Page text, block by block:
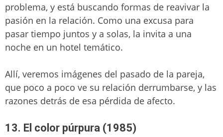
problema, y está buscando formas de reavivar la
pasión en la relación. Como una excusa para
pasar tiempo juntos y a solas, la invita a una
noche en un hotel temático.
Allí, veremos imágenes del pasado de la pareja,
que poco a poco ve su relación derrumbarse, y las
razones detrás de esa pérdida de afecto.
13. El color púrpura (1985)